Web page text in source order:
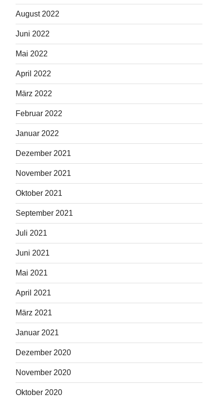
August 2022
Juni 2022
Mai 2022
April 2022
März 2022
Februar 2022
Januar 2022
Dezember 2021
November 2021
Oktober 2021
September 2021
Juli 2021
Juni 2021
Mai 2021
April 2021
März 2021
Januar 2021
Dezember 2020
November 2020
Oktober 2020